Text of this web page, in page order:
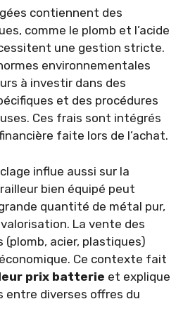
contiennent des
comme le plomb et l’acide
une gestion stricte.
environnementales
à investir dans des
et des procédures
Ces frais sont intégrés
faite lors de l’achat.
influe aussi sur la
bien équipé peut
quantité de métal pur,
La vente des
(plomb, acier, plastiques)
Ce contexte fait
prix batterie et explique
entre diverses offres du